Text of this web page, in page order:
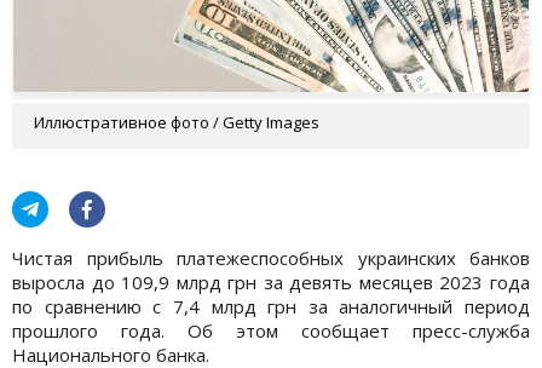
Иллюстративное фото / Getty Images
Чистая прибыль платежеспособных украинских банков
выросла до 109,9 млрд грн за девять месяцев 2023 года
по сравнению с 7,4 млрд грн за аналогичный период
прошлого года. Об этом сообщает пресс-служба
Национального банка.